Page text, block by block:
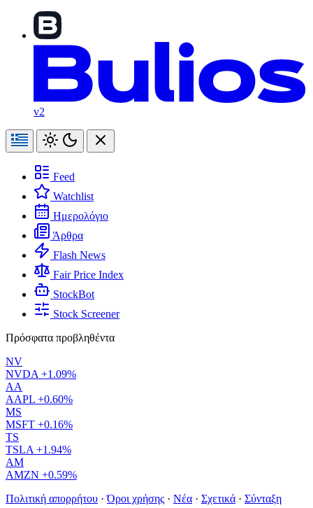
v2
Feed
Watchlist
Ημερολόγιο
Άρθρα
Flash News
Fair Price Index
StockBot
Stock Screener
Πρόσφατα προβληθέντα
NV
NVDA +1.09%
AA
AAPL +0.60%
MS
MSFT +0.16%
TS
TSLA +1.94%
AM
AMZN +0.59%
Πολιτική απορρήτου · Όροι χρήσης · Νέα · Σχετικά · Σύνταξη